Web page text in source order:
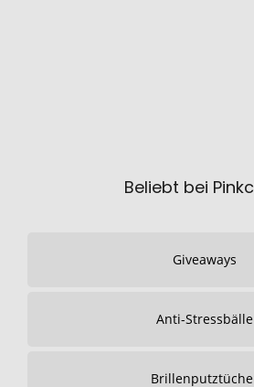
Beliebt bei
Giveaways
Anti-Stressbälle